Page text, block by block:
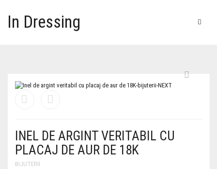
In Dressing
ROCHII DE SEARA
ROCHII CASUAL
TRICOURI
CAMASI DAMA
GENTI DAMA
GENTI PIELE
ACCESORII DAMA
SETURI
DIVERSE
CARUCIOARE
ARTICOLE BOTEZ
INEL DE ARGINT VERITABIL CU
PLACAJ DE AUR DE 18K
BIJUTERII